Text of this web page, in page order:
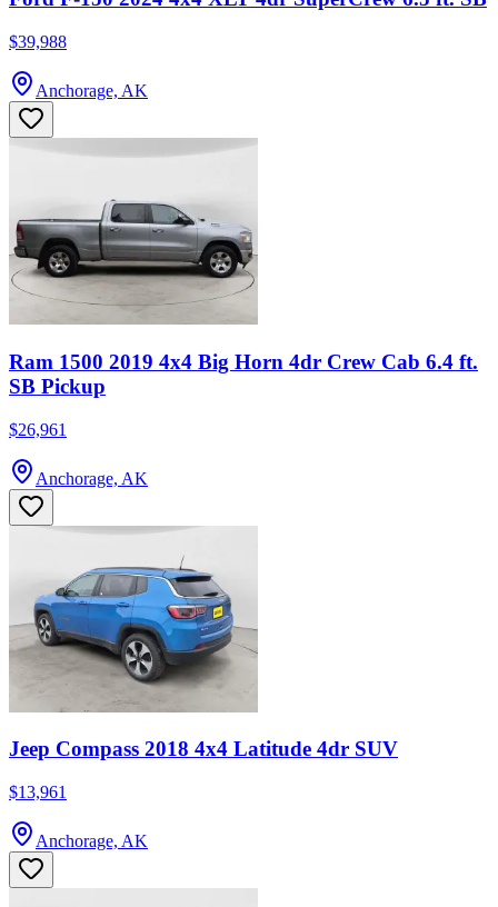
$39,988
Anchorage, AK
Ram 1500 2019 4x4 Big Horn 4dr Crew Cab 6.4 ft.
SB Pickup
$26,961
Anchorage, AK
Jeep Compass 2018 4x4 Latitude 4dr SUV
$13,961
Anchorage, AK